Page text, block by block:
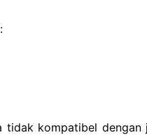
kompatibel dengan